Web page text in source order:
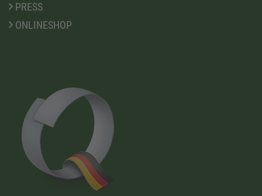
PRESS
ONLINESHOP